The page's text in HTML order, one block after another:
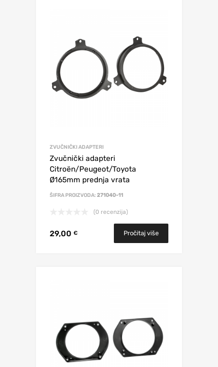
ZVUČNIČKI ADAPTERI
Zvučnički adapteri
Citroën/Peugeot/Toyota
Ø165mm prednja vrata
ŠIFRA PROIZVODA: 271040-11
(0 recenzija)
29,00 € Pročitaj više